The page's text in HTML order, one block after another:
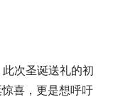
此次圣诞送礼的初
喜，更是想呼吁